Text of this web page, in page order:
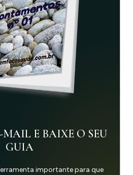
MAIL E BAIXE O SEU
GUIA
importante para que